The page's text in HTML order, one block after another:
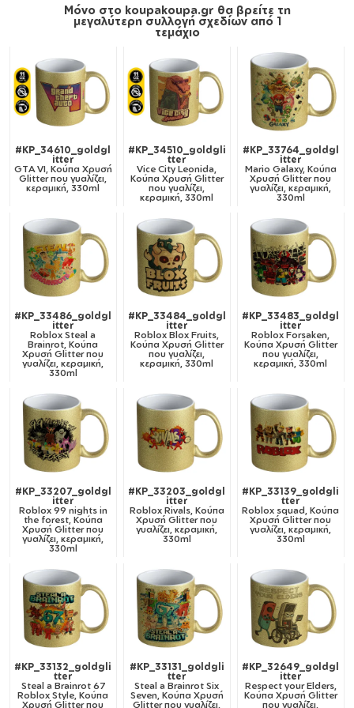
Μόνο στο koupakoupa.gr θα βρείτε τη
μεγαλύτερη συλλογή σχεδίων από 1
τεμάχιο
#KP_34610_goldgl
itter
GTA VI, Κούπα Χρυσή
Glitter που γυαλίζει,
κεραμική, 330ml
#KP_34510_goldgli
tter
Vice City Leonida,
Κούπα Χρυσή Glitter
που γυαλίζει,
κεραμική, 330ml
#KP_33764_goldgl
itter
Mario Galaxy, Κούπα
Χρυσή Glitter που
γυαλίζει, κεραμική,
330ml
#KP_33486_goldgl
itter
Roblox Steal a
Brainrot, Κούπα
Χρυσή Glitter που
γυαλίζει, κεραμική,
330ml
#KP_33484_goldgl
itter
Roblox Blox Fruits,
Κούπα Χρυσή Glitter
που γυαλίζει,
κεραμική, 330ml
#KP_33483_goldgl
itter
Roblox Forsaken,
Κούπα Χρυσή Glitter
που γυαλίζει,
κεραμική, 330ml
#KP_33207_goldgl
itter
Roblox 99 nights in
the forest, Κούπα
Χρυσή Glitter που
γυαλίζει, κεραμική,
330ml
#KP_33203_goldgl
itter
Roblox Rivals, Κούπα
Χρυσή Glitter που
γυαλίζει, κεραμική,
330ml
#KP_33139_goldgli
tter
Roblox squad, Κούπα
Χρυσή Glitter που
γυαλίζει, κεραμική,
330ml
#KP_33132_goldgli
tter
Steal a Brainrot 67
Roblox Style, Κούπα
Χρυσή Glitter που
#KP_33131_goldgli
tter
Steal a Brainrot Six
Seven, Κούπα Χρυσή
Glitter που γυαλίζει,
#KP_32649_goldgl
itter
Respect your Elders,
Κούπα Χρυσή Glitter
που γυαλίζει,